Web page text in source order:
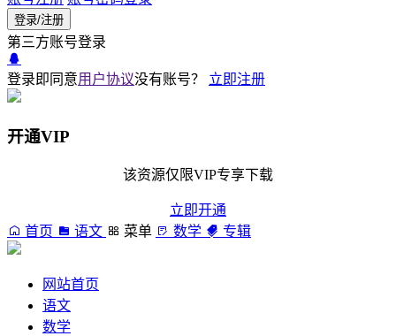
登录/注册
第三方账号登录
登录即同意用户协议没有账号？ 立即注册
开通VIP
该资源仅限VIP专享下载
立即开通
首页
语文 菜单 数学 专辑
网站首页
语文
数学